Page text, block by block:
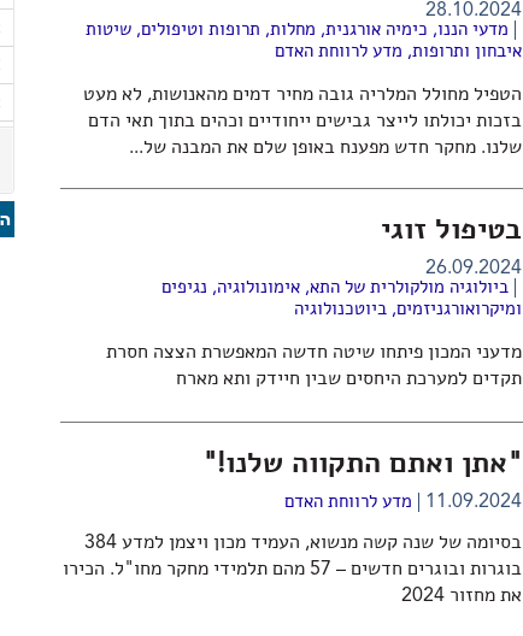
28.10.2024
מדעי הננו, כימיה אורגנית, מחלות, תרופות וטיפולים,שיטות
איבחון ותרופות, מדע לרווחת האדם
הטפיל מחולל המלריה גובה מחיר דמים מהאנושות, לא מעט
בזכות יכולתו לייצר גבישים ייחודיים וכהים בתוך תאי הדם
שלנו. מחקר חדש מפענח באופן שלם את המבנה של...
בטיפול זוגי
26.09.2024
ביולוגיה מולקולרית של התא,אימונולוגיה, נגיפים
ומיקרואורגניזמים,ביוטכנולוגיה
מדעני המכון פיתחו שיטה חדשה המאפשרת הצצה חסרת
תקדים למערכת היחסים שבין חיידק ותא מארח
"אתן ואתם התקווה שלנו!"
11.09.2024 מדע לרווחת האדם
בסיומה של שנה קשה מנשוא, העמיד מכון ויצמן למדע 384
בוגרות ובוגרים חדשים – 57 מהם תלמידי מחקר מחו"ל. הכירו
את מחזור 2024